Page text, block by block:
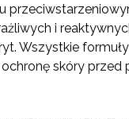
i
Wszystkie
skóry